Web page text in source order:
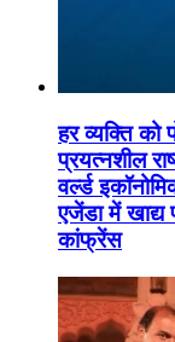
हर व्यक्ति
प्रयत्नशील
वर्ल्ड
एजेंडा में खाद्य
कांफ्रेंस